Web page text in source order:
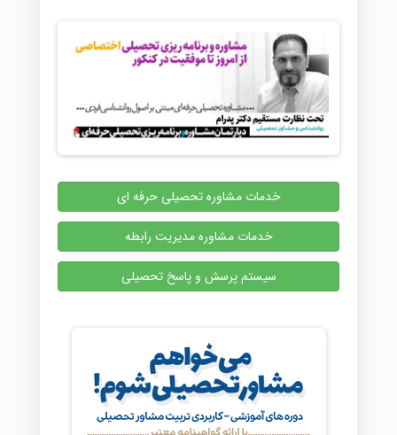
خدمات مشاوره تحصیلی حرفه ای
خدمات مشاوره مدیریت رابطه
سیستم پرسش و پاسخ تحصیلی